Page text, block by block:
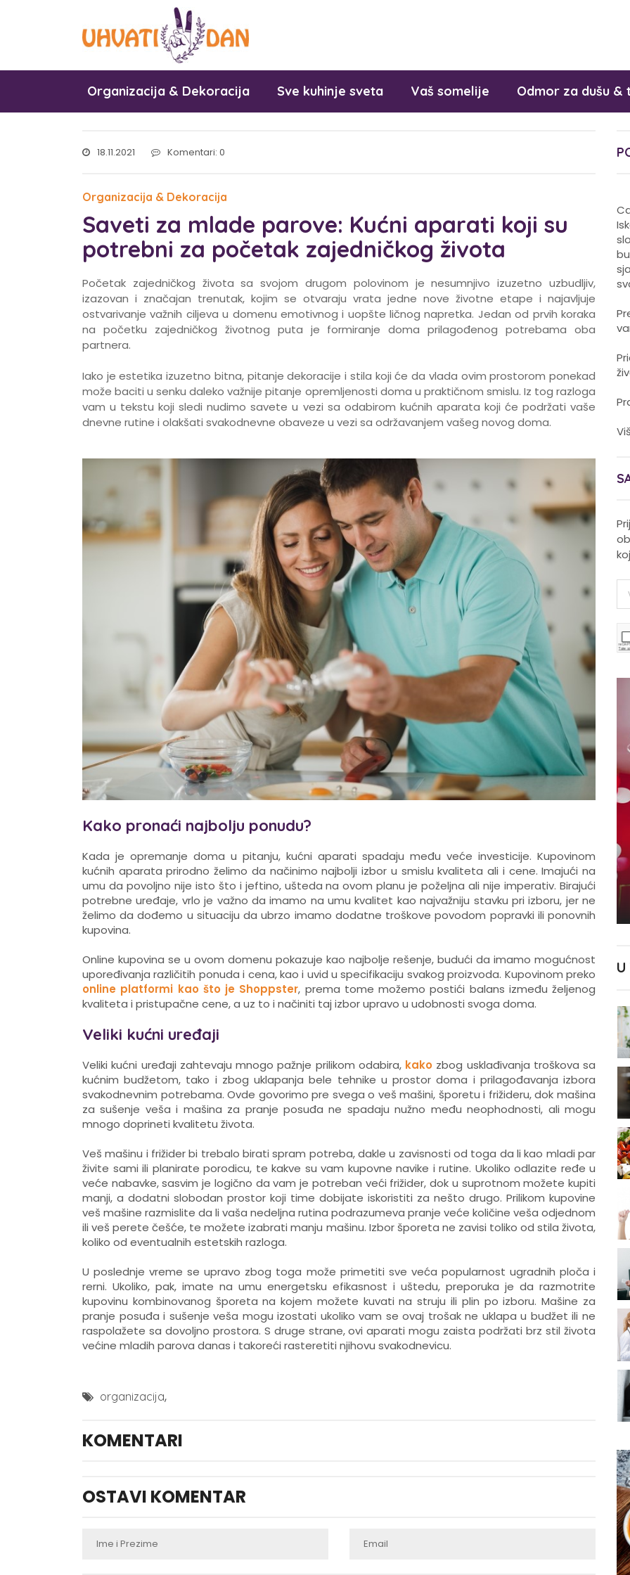
Organizacija & Dekoracija Sve kuhinje sveta Vaš somelije Odmor za dušu &
18.11.2021 Komentari: 0
Organizacija & Dekoracija
Saveti za mlade parove: Kućni aparati koji su
potrebni za početak zajedničkog života
Početak zajedničkog života sa svojom drugom polovinom je nesumnjivo izuzetno uzbudljiv,
izazovan i značajan trenutak, kojim se otvaraju vrata jedne nove životne etape i najavljuje
ostvarivanje važnih ciljeva u domenu emotivnog i uopšte ličnog napretka. Jedan od prvih koraka
na početku zajedničkog životnog puta je formiranje doma prilagođenog potrebama oba
partnera.
Iako je estetika izuzetno bitna, pitanje dekoracije i stila koji će da vlada ovim prostorom ponekad
može baciti u senku daleko važnije pitanje opremljenosti doma u praktičnom smislu. Iz tog razloga
vam u tekstu koji sledi nudimo savete u vezi sa odabirom kućnih aparata koji će podržati vaše
dnevne rutine i olakšati svakodnevne obaveze u vezi sa održavanjem vašeg novog doma.
Kako pronaći najbolju ponudu?
Kada je opremanje doma u pitanju, kućni aparati spadaju među veće investicije. Kupovinom
kućnih aparata prirodno želimo da načinimo najbolji izbor u smislu kvaliteta ali i cene. Imajući na
umu da povoljno nije isto što i jeftino, ušteda na ovom planu je poželjna ali nije imperativ. Birajući
potrebne uređaje, vrlo je važno da imamo na umu kvalitet kao najvažniju stavku pri izboru, jer ne
želimo da dođemo u situaciju da ubrzo imamo dodatne troškove povodom popravki ili ponovnih
kupovina.
Online kupovina se u ovom domenu pokazuje kao najbolje rešenje, budući da imamo mogućnost
upoređivanja različitih ponuda i cena, kao i uvid u specifikaciju svakog proizvoda. Kupovinom preko
online platformi kao što je Shoppster, prema tome možemo postići balans između željenog
kvaliteta i pristupačne cene, a uz to i načiniti taj izbor upravo u udobnosti svoga doma.
Veliki kućni uređaji
Veliki kućni uređaji zahtevaju mnogo pažnje prilikom odabira, kako zbog usklađivanja troškova sa
kućnim budžetom, tako i zbog uklapanja bele tehnike u prostor doma i prilagođavanja izbora
svakodnevnim potrebama. Ovde govorimo pre svega o veš mašini, šporetu i frižideru, dok mašina
za sušenje veša i mašina za pranje posuđa ne spadaju nužno među neophodnosti, ali mogu
mnogo doprineti kvalitetu života.
Veš mašinu i frižider bi trebalo birati spram potreba, dakle u zavisnosti od toga da li kao mladi par
živite sami ili planirate porodicu, te kakve su vam kupovne navike i rutine. Ukoliko odlazite ređe u
veće nabavke, sasvim je logično da vam je potreban veći frižider, dok u suprotnom možete kupiti
manji, a dodatni slobodan prostor koji time dobijate iskoristiti za nešto drugo. Prilikom kupovine
veš mašine razmislite da li vaša nedeljna rutina podrazumeva pranje veće količine veša odjednom
ili veš perete češće, te možete izabrati manju mašinu. Izbor šporeta ne zavisi toliko od stila života,
koliko od eventualnih estetskih razloga.
U poslednje vreme se upravo zbog toga može primetiti sve veća popularnost ugradnih ploča i
rerni. Ukoliko, pak, imate na umu energetsku efikasnost i uštedu, preporuka je da razmotrite
kupovinu kombinovanog šporeta na kojem možete kuvati na struju ili plin po izboru. Mašine za
pranje posuđa i sušenje veša mogu izostati ukoliko vam se ovaj trošak ne uklapa u budžet ili ne
raspolažete sa dovoljno prostora. S druge strane, ovi aparati mogu zaista podržati brz stil života
većine mladih parova danas i takoreći rasteretiti njihovu svakodnevicu.
organizacija,
KOMENTARI
OSTAVI KOMENTAR
U